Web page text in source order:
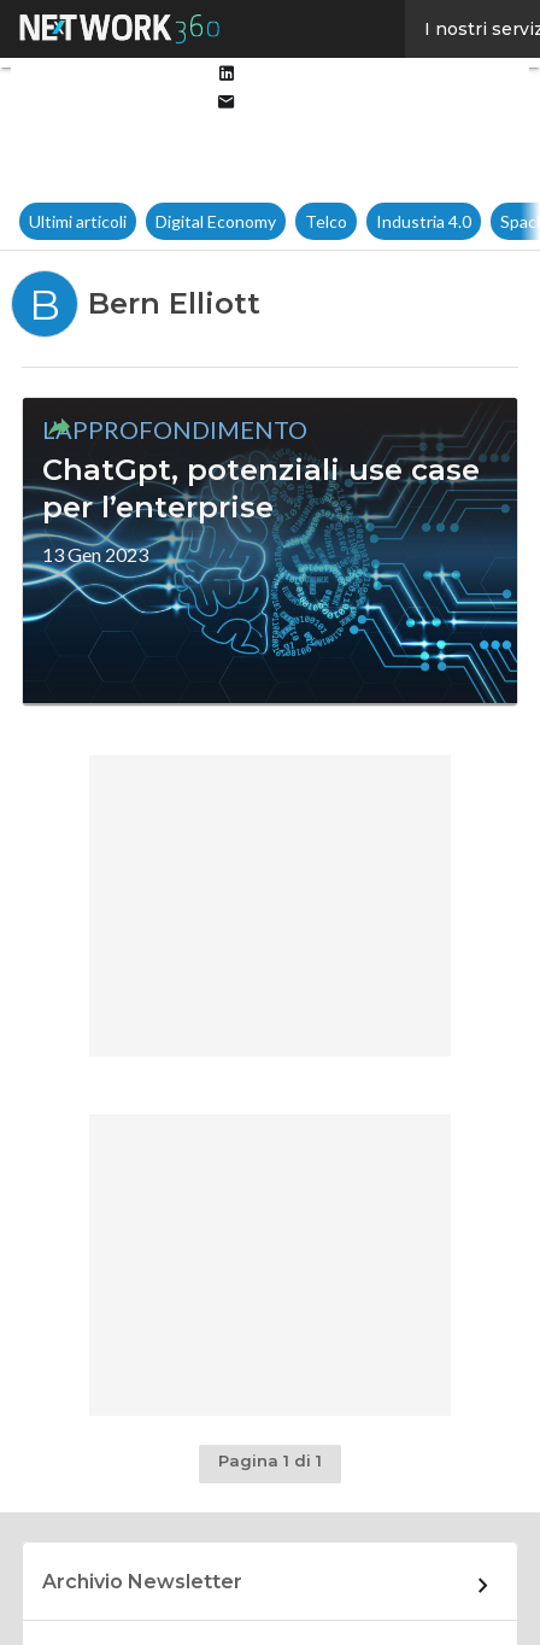
I nostri
Ultimi articoli Digital Economy Telco Industria 4.0
B Bern Elliott
L’APPROFONDIMENTO
ChatGpt, potenziali use case
per l’enterprise
13 Gen 2023
Pagina 1 di 1
Archivio Newsletter